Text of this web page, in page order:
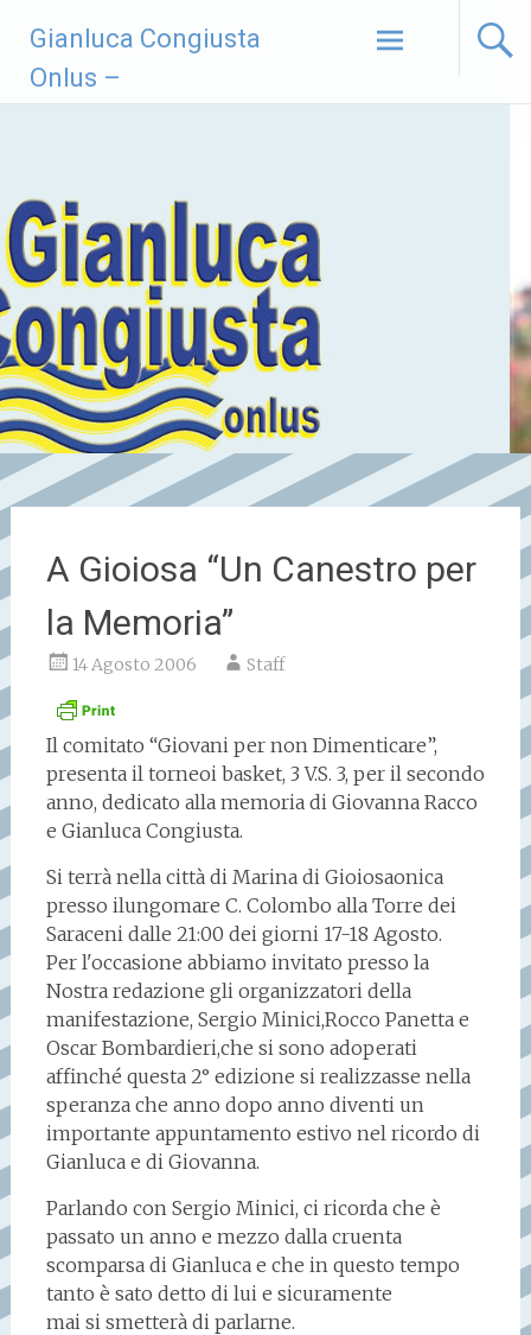
contenuto
Gianluca Congiusta
Onlus –
A Gioiosa “Un Canestro per
la Memoria”
14 Agosto 2006 Staff
Il comitato “Giovani per non Dimenticare”,
presenta il torneoi basket, 3 V.S. 3, per il secondo
anno, dedicato alla memoria di Giovanna Racco
e Gianluca Congiusta.
Si terrà nella città di Marina di Gioiosaonica
presso ilungomare C. Colombo alla Torre dei
Saraceni dalle 21:00 dei giorni 17-18 Agosto.
Per l'occasione abbiamo invitato presso la
Nostra redazione gli organizzatori della
manifestazione, Sergio Minici,Rocco Panetta e
Oscar Bombardieri,che si sono adoperati
affinché questa 2° edizione si realizzasse nella
speranza che anno dopo anno diventi un
importante appuntamento estivo nel ricordo di
Gianluca e di Giovanna.
Parlando con Sergio Minici, ci ricorda che è
passato un anno e mezzo dalla cruenta
scomparsa di Gianluca e che in questo tempo
tanto è sato detto di lui e sicuramente
mai si smetterà di parlarne.